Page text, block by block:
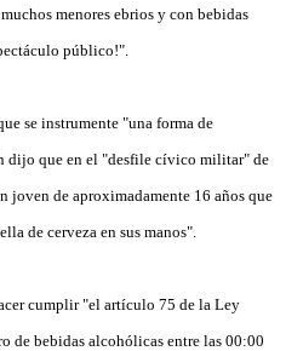
menores ebrios y con bebidas
público!".
se instrumente "una forma de
dijo que en el "desfile cívico militar" de
joven de aproximadamente 16 años que
de cerveza en sus manos".
cumplir "el artículo 75 de la Ley
de bebidas alcohólicas entre las 00:00